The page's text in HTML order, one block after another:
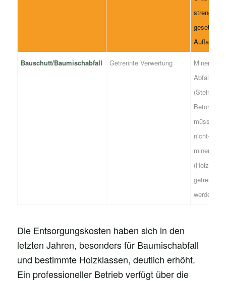
strengen
Auflagen.
Bauschutt/Baumischabfall Getrennte Verwertung
Abfälle
(Steine,
Beton)
müssen
nicht-
(Holz,
getrennt
werden.
Die Entsorgungskosten haben sich in den
letzten Jahren, besonders für Baumischabfall
und bestimmte Holzklassen, deutlich erhöht.
Ein professioneller Betrieb verfügt über die